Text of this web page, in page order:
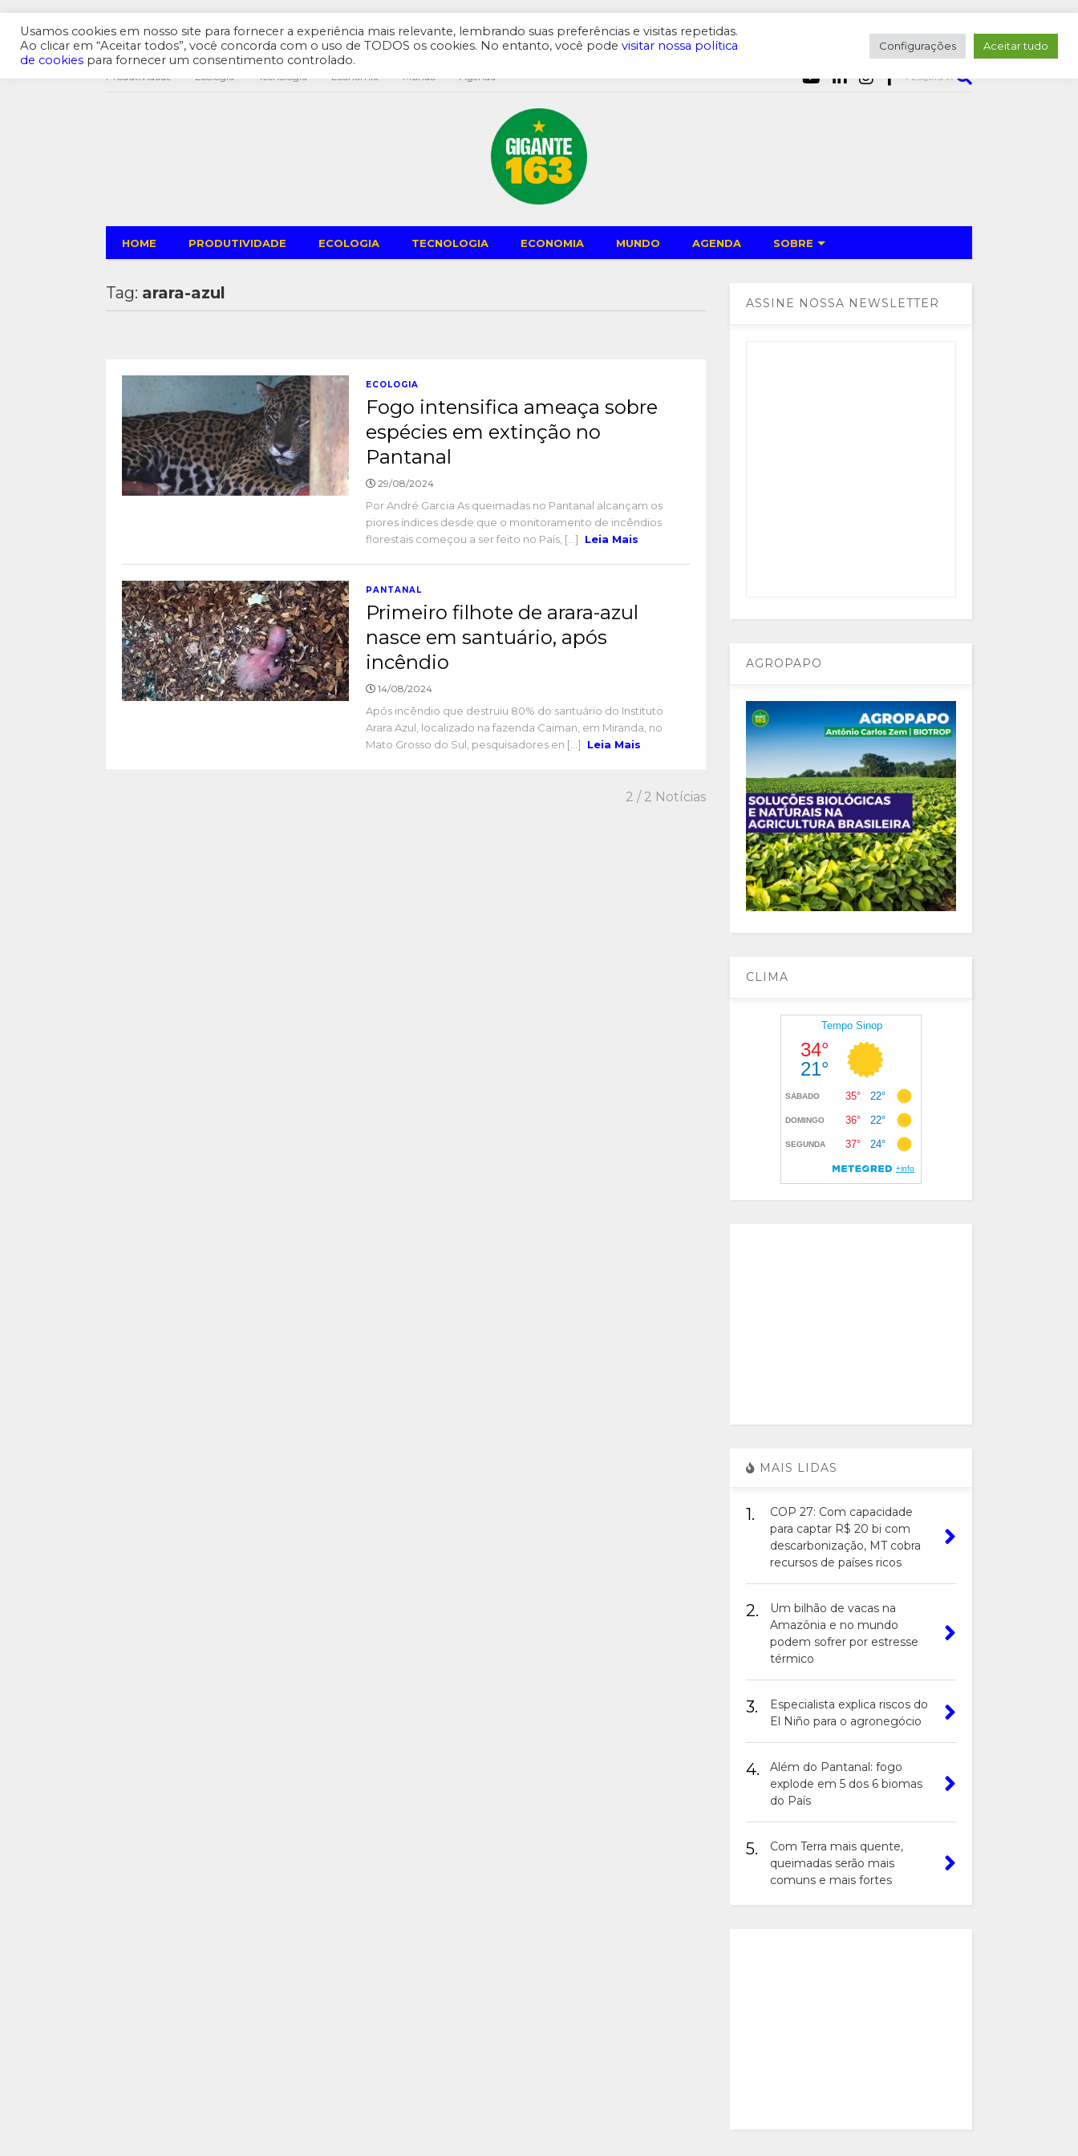
Produtividade Ecologia Tecnologia Economia Mundo Agenda PESQUISAR
HOME PRODUTIVIDADE ECOLOGIA TECNOLOGIA ECONOMIA MUNDO AGENDA SOBRE
Tag: arara-azul
ECOLOGIA
Fogo intensifica ameaça sobre
espécies em extinção no
Pantanal
29/08/2024
Por André Garcia As queimadas no Pantanal alcançam os
piores índices desde que o monitoramento de incêndios
florestais começou a ser feito no País, [...]
Leia Mais
PANTANAL
Primeiro filhote de arara-azul
nasce em santuário, após
incêndio
14/08/2024
Após incêndio que destruiu 80% do santuário do Instituto
Arara Azul, localizado na fazenda Caiman, em Miranda, no
Mato Grosso do Sul, pesquisadores en [...]
Leia Mais
2 / 2 Notícias
ASSINE NOSSA NEWSLETTER
AGROPAPO
CLIMA
MAIS LIDAS
1.
COP 27: Com capacidade
para captar R$ 20 bi com
descarbonização, MT cobra
recursos de países ricos
2.
Um bilhão de vacas na
Amazônia e no mundo
podem sofrer por estresse
térmico
3.
Especialista explica riscos do
El Niño para o agronegócio
4.
Além do Pantanal: fogo
explode em 5 dos 6 biomas
do País
5.
Com Terra mais quente,
queimadas serão mais
comuns e mais fortes
Usamos cookies em nosso site para fornecer a experiência mais relevante, lembrando suas preferências e visitas repetidas.
Ao clicar em “Aceitar todos”, você concorda com o uso de TODOS os cookies. No entanto, você pode visitar nossa política
de cookies para fornecer um consentimento controlado.
Configurações Aceitar tudo